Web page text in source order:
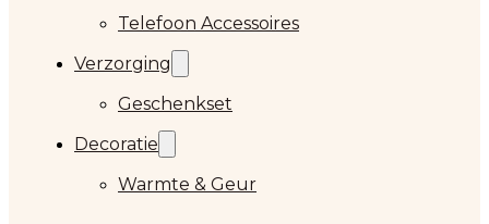
Telefoon Accessoires
Verzorging
Geschenkset
Decoratie
Warmte & Geur